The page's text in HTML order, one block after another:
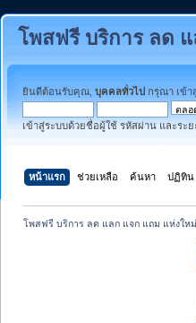
โพสฟรี บริการ ลด
ยินดีต้อนรับคุณ, บุคคลทั่วไป กรุณา เข้า
เข้าสู่ระบบด้วยชื่อผู้ใช้ รหัสผ่าน และระย
หน้าแรก ช่วยเหลือ ค้นหา ปฏิทิน
โพสฟรี บริการ ลด แลก แจก แถม แห่งใหม่